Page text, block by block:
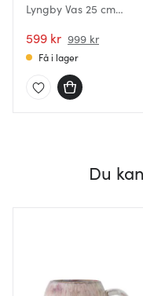
Lyngby Vas 25 cm
599 kr 999 kr
Få i lager
Du